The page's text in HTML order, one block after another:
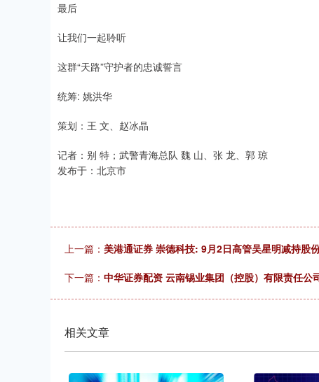
最后
让我们一起聆听
这群“天路”守护者的忠诚誓言
统筹: 姚洪华
策划：王 文、赵冰晶
记者：别 特；武警青海总队 魏 山、张 龙、郭 琼
发布于：北京市
上一篇： 美港通证券 崇德科技: 9月2日高管吴星明减持股
下一篇： 中华证券配资 云南锡业集团（控股）有限责任公
相关文章